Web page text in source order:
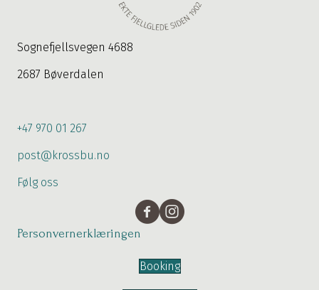
Sognefjellsvegen 4688
2687 Bøverdalen
+47 970 01 267
post@krossbu.no
Følg oss
Personvernerklæringen
Booking